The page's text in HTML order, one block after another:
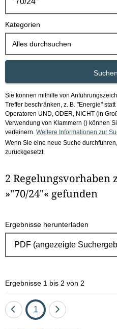
o
Kategorien
Alles durchsuchen
Suchen
Sie können mithilfe von
Treffer beschränken, z. B. "Energie" statt
Operatoren UND, ODER, NICHT (in
Verwendung von Klammern () können
verfeinern. Weitere Informationen zur
Wenn Sie eine neue Suche
zurückgesetzt.
2 Regelungsvorhaben
»"70/24"« gefunden
Ergebnisse herunterladen
Ergebnisse 1 bis 2 von 2
EineSeite
1
Eine